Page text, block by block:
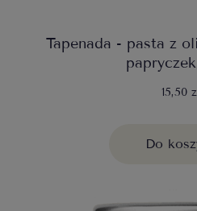
Tapenada - pasta z
15,50
Do